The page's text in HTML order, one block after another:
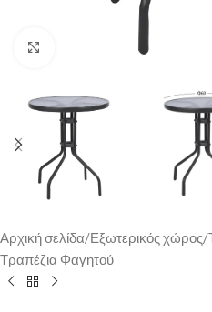
Κάντε κλικ για μεγέθυνση
Αρχική σελίδα/Εξωτερικός χώρος/
Τραπέζια Φαγητού